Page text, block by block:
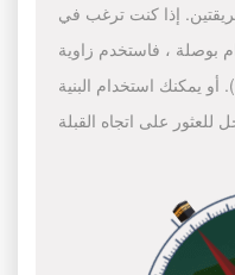
إذا كنت ترغب في
بوصلة ، فاستخدم زاوية
أو يمكنك استخدام البنية